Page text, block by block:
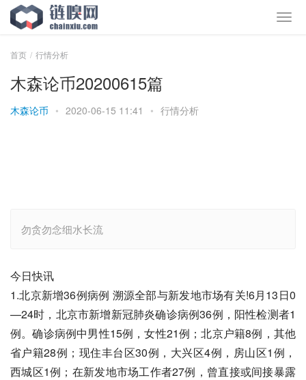
首页 行情分析
木森论币20200615篇
木森论币 • 2020-06-15 11:41 • 行情分析
勿贪勿念细水长流
今日快讯
1.北京新增36例病例 溯源全部与新发地市场有关!6月13日0
—24时，北京市新增新冠肺炎确诊病例36例，阳性检测者1
例。确诊病例中男性15例，女性21例；北京户籍8例，其他
省户籍28例；现住丰台区30例，大兴区4例，房山区1例，
西城区1例；在新发地市场工作者27例，曾直接或间接暴露